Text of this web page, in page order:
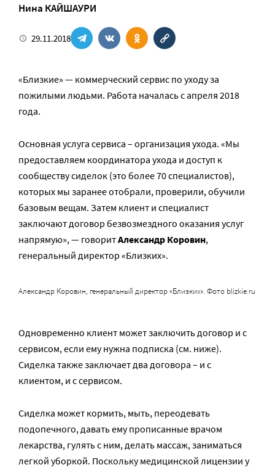
Нина КАЙШАУРИ
29.11.2018
«Близкие» — коммерческий сервис по уходу за
пожилыми людьми. Работа началась с апреля 2018
года.
Основная услуга сервиса – организация ухода. «Мы
предоставляем координатора ухода и доступ к
сообществу сиделок (это более 70 специалистов),
которых мы заранее отобрали, проверили, обучили
базовым вещам. Затем клиент и специалист
заключают договор безвозмездного оказания услуг
напрямую», — говоритАлександр Коровин,
генеральный директор «Близких».
Александр Коровин, генеральный директор «Близких». Фото blizkie.ru
Одновременно клиент может заключить договор и с
сервисом, если ему нужна подписка (см. ниже).
Сиделка также заключает два договора – и с
клиентом, и с сервисом.
Сиделка может кормить, мыть, переодевать
подопечного, давать ему прописанные врачом
лекарства, гулять с ним, делать массаж, заниматься
легкой уборкой. Поскольку медицинской лицензии у